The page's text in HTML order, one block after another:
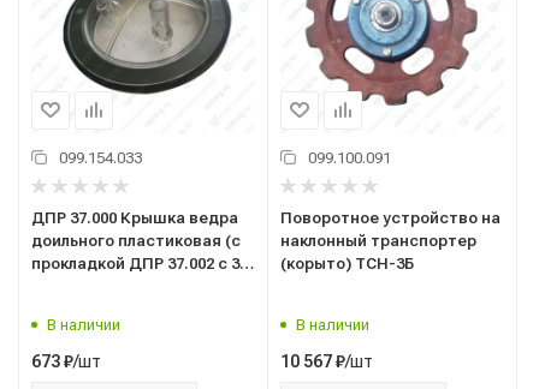
099.154.033
ДПР 37.000 Крышка ведра
доильного пластиковая (с
прокладкой ДПР 37.002 с 3-
В наличии
673₽/шт
099.100.091
Поворотное устройство на
наклонный транспортер
(корыто) ТСН-3Б
В наличии
10 567₽/шт